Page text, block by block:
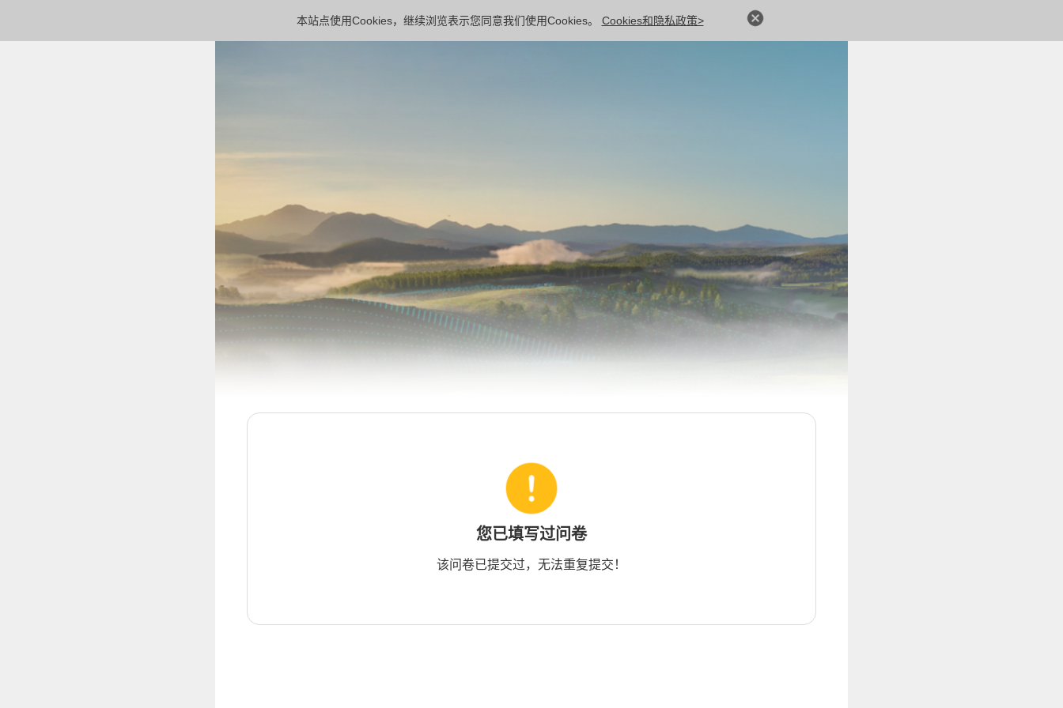
本站点使用Cookies，继续浏览表示您同意我们使用Cookies。 Cookies和隐私政策>
您已填写过问卷
该问卷已提交过，无法重复提交！